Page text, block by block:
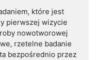
które jest
pierwszej wizycie
nowotworowej
rzetelne badanie
bezpośrednio przez